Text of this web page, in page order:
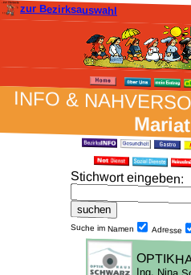
zur Bezirksauswahl
INFO &
Stich­wort ein­geben:
Suche im Namen Adresse